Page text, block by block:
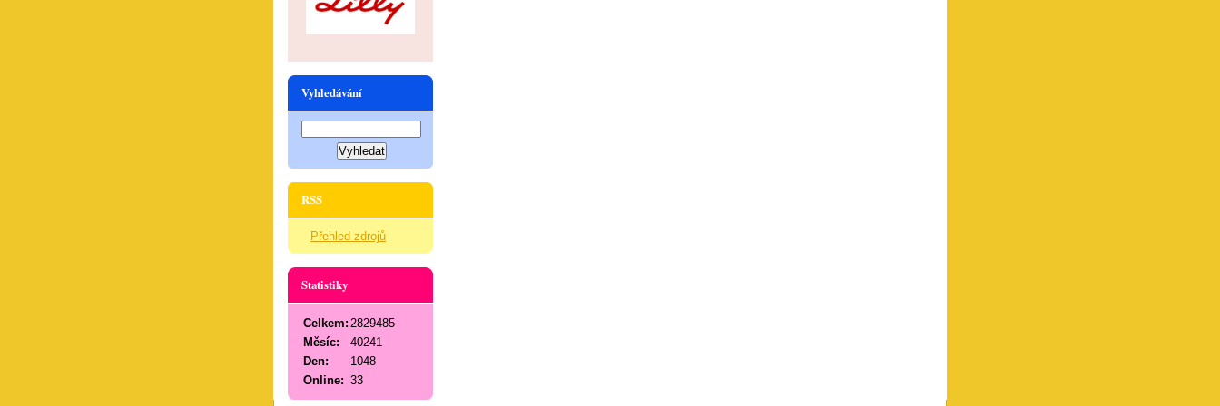
Vyhledávání
RSS
Přehled zdrojů
Statistiky
Online: 33
Celkem: 2829485
Měsíc:
40241
Den:
1048